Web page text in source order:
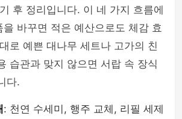
후 정리입니다. 이 네 가지 흐름에
을 바꾸면 적은 예산으로도 체감 효
로 예쁜 대나무 세트나 고가의 친
습관과 맞지 않으면 서랍 속 장식
다.
: 천연 수세미, 행주 교체, 리필 세제